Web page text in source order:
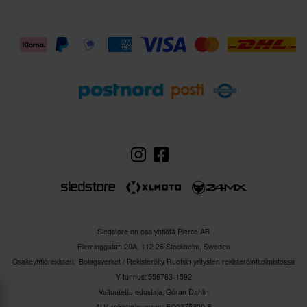
selviydy elementeistä luottavaisin mielin Sledstoren
Sledstore on osa yhtiötä Pierce AB
Fleminggatan 20A, 112 26 Stockholm, Sweden
Osakeyhtiörekisteri: Bolagsverket / Rekisteröity Ruotsin yritysten rekisteröintitoimistossa
Y-tunnus: 556763-1592
Valtuutettu edustaja: Göran Dahlin